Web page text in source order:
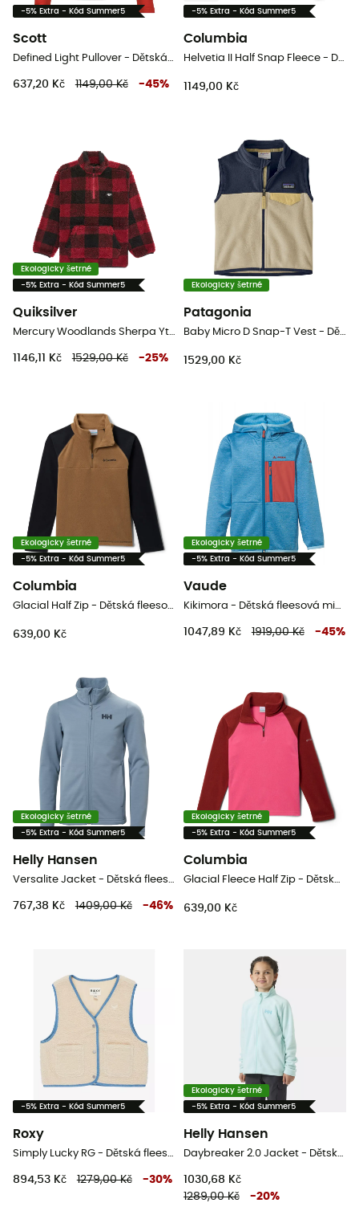
-5% Extra - Kód Summer5
Scott
Defined Light Pullover - Dětská Fleesová mikina
637,20 Kč 1149,00 Kč -45%
-5% Extra - Kód Summer5
Columbia
Helvetia II Half Snap Fleece - Dětská fleesová mikina
1149,00 Kč
Ekologicky šetrné
-5% Extra - Kód Summer5
Quiksilver
Mercury Woodlands Sherpa Yth - Dětská fleesová mikina
1146,11 Kč 1529,00 Kč -25%
Ekologicky šetrné
Patagonia
Baby Micro D Snap-T Vest - Dětská fleesová mikina
1529,00 Kč
Ekologicky šetrné
-5% Extra - Kód Summer5
Columbia
Glacial Half Zip - Dětská fleesová mikina
639,00 Kč
Ekologicky šetrné
-5% Extra - Kód Summer5
Vaude
Kikimora - Dětská fleesová mikina
1047,89 Kč 1919,00 Kč -45%
Ekologicky šetrné
-5% Extra - Kód Summer5
Helly Hansen
Versalite Jacket - Dětská fleesová mikina
767,38 Kč 1409,00 Kč -46%
Ekologicky šetrné
-5% Extra - Kód Summer5
Columbia
Glacial Fleece Half Zip - Dětská fleesová mikina
639,00 Kč
-5% Extra - Kód Summer5
Roxy
Simply Lucky RG - Dětská fleesová mikina
894,53 Kč 1279,00 Kč -30%
Ekologicky šetrné
-5% Extra - Kód Summer5
Helly Hansen
Daybreaker 2.0 Jacket - Dětská fleesová mikina
1030,68 Kč
1289,00 Kč
-20%